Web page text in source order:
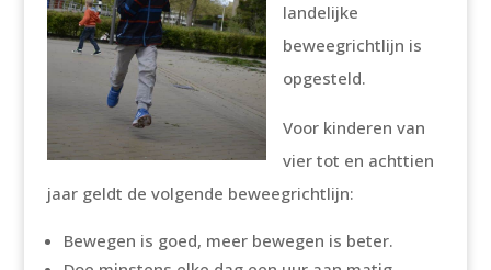
landelijke
beweegrichtlijn is
opgesteld.
Voor kinderen van
vier tot en achttien
jaar geldt de volgende beweegrichtlijn:
Bewegen is goed, meer bewegen is beter.